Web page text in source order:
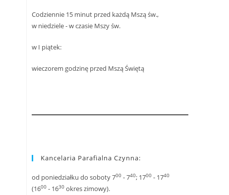
Codziennie 15 minut przed każdą Mszą św.,
w niedziele - w czasie Mszy św.
w I piątek:
wieczorem godzinę przed Mszą Świętą
Kancelaria Parafialna Czynna:
od poniedziałku do soboty 700 - 740; 1700 - 1740
(1600 - 1630 okres zimowy).